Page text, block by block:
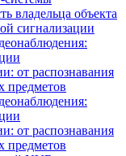
владельца объекта
сигнализации
от распознавания
предметов
от распознавания
предметов